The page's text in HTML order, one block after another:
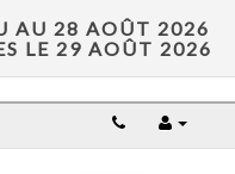
AU 28 AOÛT 2026
LE 29 AOÛT 2026